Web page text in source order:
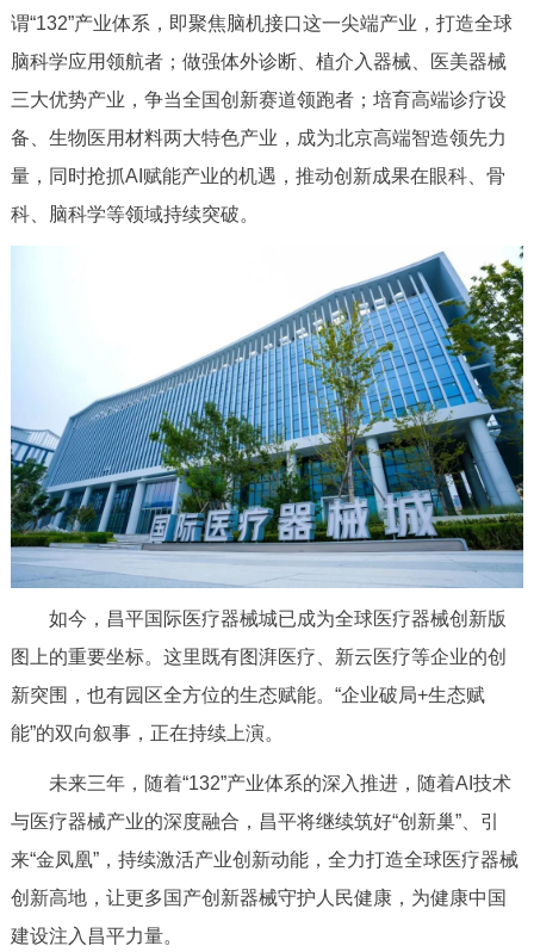
谓“132”产业体系，即聚焦脑机接口这一尖端产业，打造全球
脑科学应用领航者；做强体外诊断、植介入器械、医美器械
三大优势产业，争当全国创新赛道领跑者；培育高端诊疗设
备、生物医用材料两大特色产业，成为北京高端智造领先力
量，同时抢抓AI赋能产业的机遇，推动创新成果在眼科、骨
科、脑科学等领域持续突破。
如今，昌平国际医疗器械城已成为全球医疗器械创新版
图上的重要坐标。这里既有图湃医疗、 新云医疗等企业的创
新突围， 也有园区全方位的生态赋能。“企业破局+生态赋
能”的双向叙事，正在持续上演。
未来三年，随着“132”产业体系的深入推进，随着AI技术
与医疗器械产业的深度融合，昌平将继续筑好“创新巢”、引
来“金凤凰”，持续激活产业创新动能，全力打造全球医疗器械
创新高地，让更多国产创新器械守护人民健康，为健康中国
建设注入昌平力量。